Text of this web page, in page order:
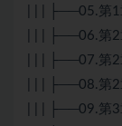
| | | ├──05.第
| | | ├──06.第
| | | ├──07.第
| | | ├──08.第
| | | ├──09.第